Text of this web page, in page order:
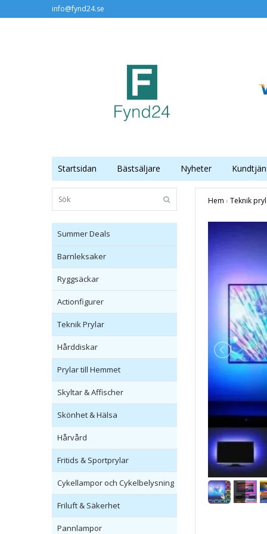
info@fynd24.se
Startsidan Bästsäljare Nyheter
Summer Deals
Barnleksaker
Ryggsäckar
Actionfigurer
Teknik Prylar
Hårddiskar
Prylar till Hemmet
Skyltar & Affischer
Skönhet & Hälsa
Hårvård
Fritids & Sportprylar
Cykellampor och Cykelbelysning
Friluft & Säkerhet
Pannlampor
Hem › Teknik